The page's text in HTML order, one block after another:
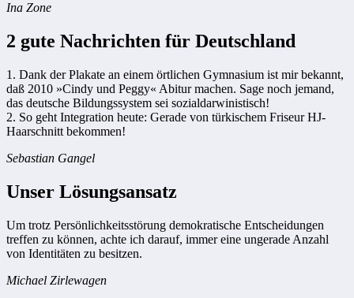
Ina Zone
2 gute Nachrichten für Deutschland
1. Dank der Plakate an einem örtlichen Gymnasium ist mir bekannt,
daß 2010 »Cindy und Peggy« Abitur machen. Sage noch jemand,
das deutsche Bildungssystem sei sozialdarwinistisch!
2. So geht Integration heute: Gerade von türkischem Friseur HJ-
Haarschnitt bekommen!
Sebastian Gangel
Unser Lösungsansatz
Um trotz Persönlichkeitsstörung demokratische Entscheidungen
treffen zu können, achte ich darauf, immer eine ungerade Anzahl
von Identitäten zu besitzen.
Michael Zirlewagen